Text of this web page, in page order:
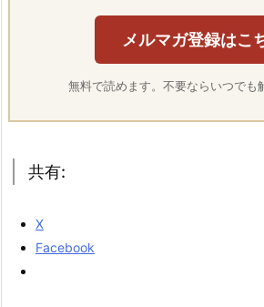
メルマガ登録はこ
無料で読めます。不要ならいつでも
共有:
X
Facebook